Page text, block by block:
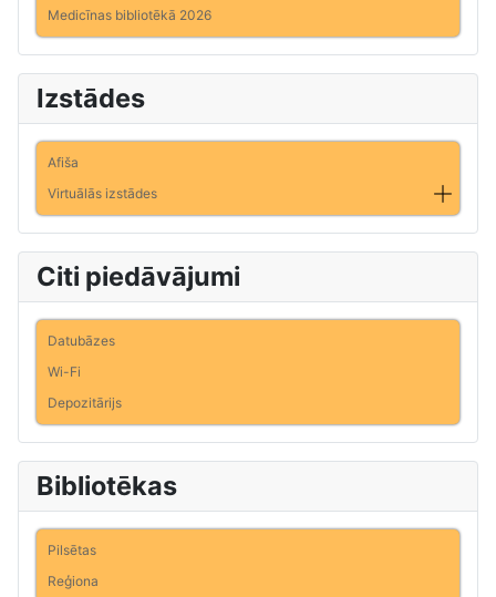
Medicīnas bibliotēkā 2026
Izstādes
Afiša
Virtuālās izstādes
Citi piedāvājumi
Datubāzes
Wi-Fi
Depozitārijs
Bibliotēkas
Pilsētas
Reģiona